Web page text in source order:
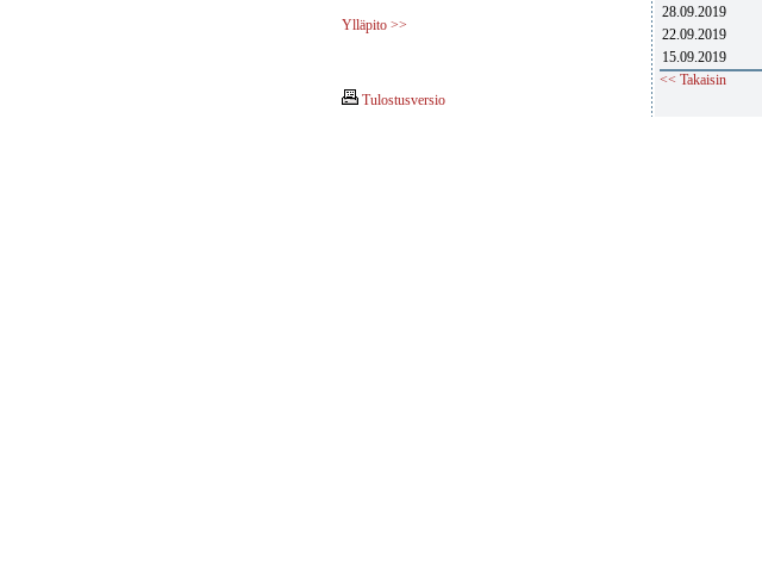
Ylläpito >>
Tulostusversio
28.09.2019
22.09.2019
15.09.2019
<< Takaisin